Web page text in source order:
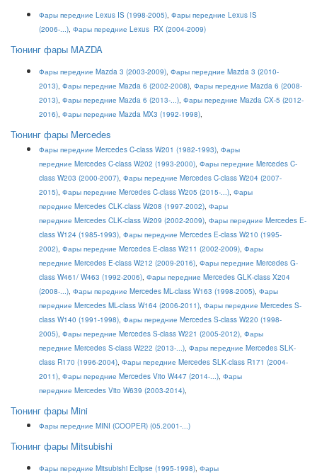
Фары передние Lexus IS (1998-2005), Фары передние Lexus IS
(2006-...), Фары передние Lexus RX (2004-2009)
Тюнинг фары MAZDA
Фары передние Mazda 3 (2003-2009), Фары передние Mazda 3 (2010-
2013), Фары передние Mazda 6 (2002-2008), Фары передние Mazda 6 (2008-
2013), Фары передние Mazda 6 (2013-...), Фары передние Mazda CX-5 (2012-
2016), Фары передние Mazda MX3 (1992-1998),
Тюнинг фары Mercedes
Фары передние Mercedes C-class W201 (1982-1993), Фары
передние Mercedes C-class W202 (1993-2000), Фары передние Mercedes C-
class W203 (2000-2007), Фары передние Mercedes C-class W204 (2007-
2015), Фары передние Mercedes C-class W205 (2015-...), Фары
передние Mercedes CLK-class W208 (1997-2002), Фары
передние Mercedes CLK-class W209 (2002-2009), Фары передние Mercedes E-
class W124 (1985-1993), Фары передние Mercedes E-class W210 (1995-
2002), Фары передние Mercedes E-class W211 (2002-2009), Фары
передние Mercedes E-class W212 (2009-2016), Фары передние Mercedes G-
class W461/ W463 (1992-2006), Фары передние Mercedes GLK-class X204
(2008-...), Фары передние Mercedes ML-class W163 (1998-2005), Фары
передние Mercedes ML-class W164 (2006-2011), Фары передние Mercedes S-
class W140 (1991-1998), Фары передние Mercedes S-class W220 (1998-
2005), Фары передние Mercedes S-class W221 (2005-2012), Фары
передние Mercedes S-class W222 (2013-...), Фары передние Mercedes SLK-
class R170 (1996-2004), Фары передние Mercedes SLK-class R171 (2004-
2011), Фары передние Mercedes Vito W447 (2014-...), Фары
передние Mercedes Vito W639 (2003-2014),
Тюнинг фары Mini
Фары передние MINI (COOPER) (05.2001-...)
Тюнинг фары Mitsubishi
Фары передние Mitsubishi Eclipse (1995-1998), Фары